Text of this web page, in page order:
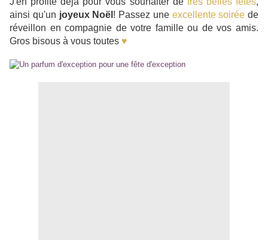
ainsi qu'un joyeux Noël ! Passez uneexcellente soirée de
réveillon en compagnie de votre famille ou de vos amis.
Gros bisous à vous toutes ♥